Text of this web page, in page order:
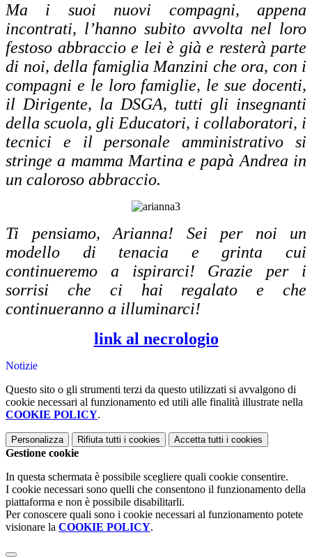
Ma i suoi nuovi compagni, appena
incontrati, l’hanno subito avvolta nel loro
festoso abbraccio e lei è già e resterà parte
di noi, della famiglia Manzini che ora, con i
compagni e le loro famiglie, le sue docenti,
il Dirigente, la DSGA, tutti gli insegnanti
della scuola, gli Educatori, i collaboratori, i
tecnici e il personale amministrativo si
stringe a mamma Martina e papà Andrea in
un caloroso abbraccio.
Ti pensiamo, Arianna! Sei per noi un
modello di tenacia e grinta cui
continueremo a ispirarci! Grazie per i
sorrisi che ci hai regalato e che
continueranno a illuminarci!
link al necrologio
Notizie
Questo sito o gli strumenti terzi da questo utilizzati si avvalgono di
cookie necessari al funzionamento ed utili alle finalità illustrate nella
COOKIE POLICY.
Personalizza Rifiuta tutti i cookies Accetta tutti i cookies
Gestione cookie
In questa schermata è possibile scegliere quali cookie consentire.
I cookie necessari sono quelli che consentono il funzionamento della
piattaforma e non è possibile disabilitarli.
Per conoscere quali sono i cookie necessari al funzionamento potete
visionare la COOKIE POLICY.